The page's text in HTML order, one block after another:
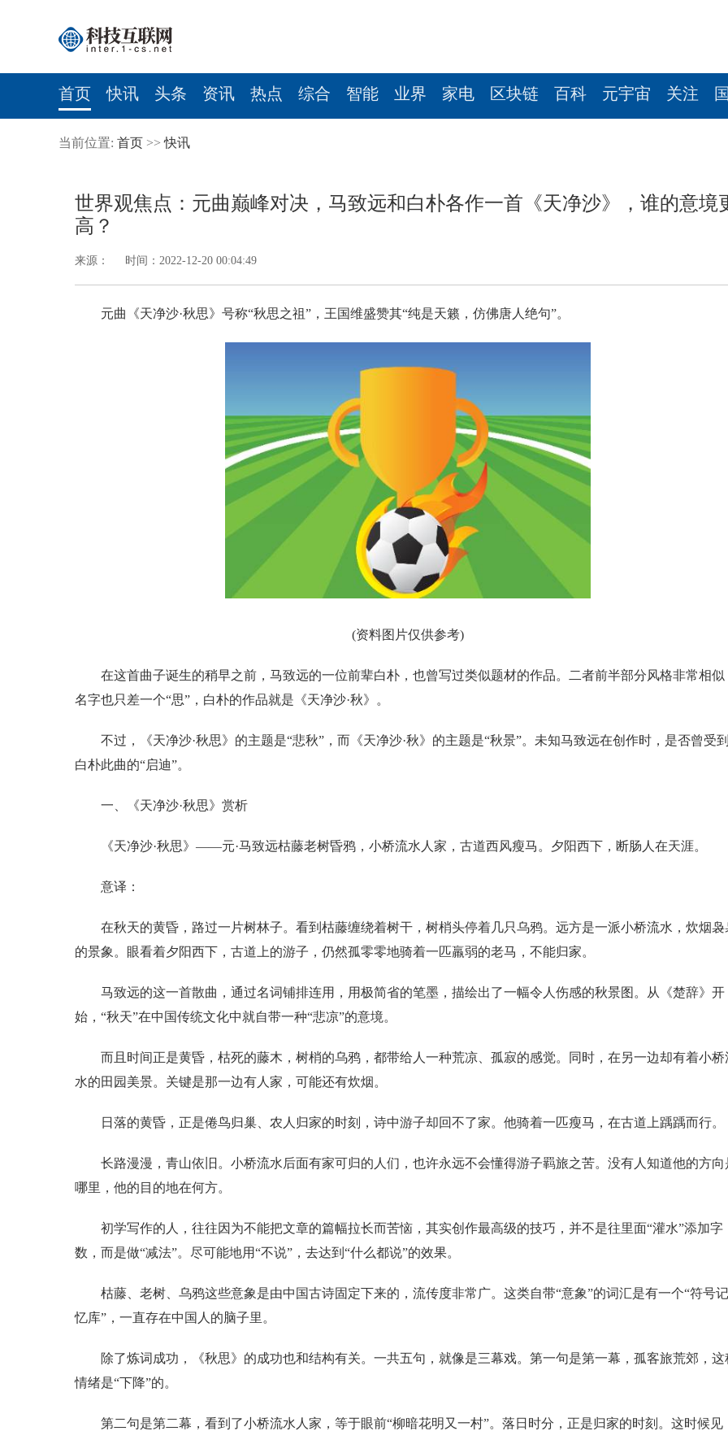
首页 快讯 头条 资讯 热点 综合 智能 业界 家电 区块链 百科 元宇宙 关注
当前位置: 首页 >>快讯
世界观焦点：元曲巅峰对决，马致远和白朴各作一首《天净沙》，谁的意境
高？
来源： 时间：2022-12-20 00:04:49
元曲《天净沙·秋思》号称“秋思之祖”，王国维盛赞其“纯是天籁，仿佛唐人绝句”。
(资料图片仅供参考)
在这首曲子诞生的稍早之前，马致远的一位前辈白朴，也曾写过类似题材的作品。二者前半部分风格非常相似
名字也只差一个“思”，白朴的作品就是《天净沙·秋》。
不过，《天净沙·秋思》的主题是“悲秋”，而《天净沙·秋》的主题是“秋景”。未知马致远在创作时，是否曾受到
白朴此曲的“启迪”。
一、《天净沙·秋思》赏析
《天净沙·秋思》——元·马致远枯藤老树昏鸦，小桥流水人家，古道西风瘦马。夕阳西下，断肠人在天涯。
意译：
在秋天的黄昏，路过一片树林子。看到枯藤缠绕着树干，树梢头停着几只乌鸦。远方是一派小桥流水，炊烟袅
的景象。眼看着夕阳西下，古道上的游子，仍然孤零零地骑着一匹羸弱的老马，不能归家。
马致远的这一首散曲，通过名词铺排连用，用极简省的笔墨，描绘出了一幅令人伤感的秋景图。从《楚辞》开
始，“秋天”在中国传统文化中就自带一种“悲凉”的意境。
而且时间正是黄昏，枯死的藤木，树梢的乌鸦，都带给人一种荒凉、孤寂的感觉。同时，在另一边却有着小桥
水的田园美景。关键是那一边有人家，可能还有炊烟。
日落的黄昏，正是倦鸟归巢、农人归家的时刻，诗中游子却回不了家。他骑着一匹瘦马，在古道上踽踽而行。
长路漫漫，青山依旧。小桥流水后面有家可归的人们，也许永远不会懂得游子羁旅之苦。没有人知道他的方向
哪里，他的目的地在何方。
初学写作的人，往往因为不能把文章的篇幅拉长而苦恼，其实创作最高级的技巧，并不是往里面“灌水”添加字
数，而是做“减法”。尽可能地用“不说”，去达到“什么都说”的效果。
枯藤、老树、乌鸦这些意象是由中国古诗固定下来的，流传度非常广。这类自带“意象”的词汇是有一个“符号记
忆库”，一直存在中国人的脑子里。
除了炼词成功，《秋思》的成功也和结构有关。一共五句，就像是三幕戏。第一句是第一幕，孤客旅荒郊，这
情绪是“下降”的。
第二句是第二幕，看到了小桥流水人家，等于眼前“柳暗花明又一村”。落日时分，正是归家的时刻。这时候见